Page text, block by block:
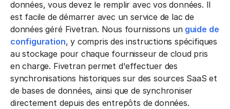
données, vous devez le remplir avec vos données. Il
est facile de démarrer avec un service de lac de
données géré Fivetran. Nous fournissons un guide de
configuration, y compris des instructions spécifiques
au stockage pour chaque fournisseur de cloud pris
en charge. Fivetran permet d'effectuer des
synchronisations historiques sur des sources SaaS et
de bases de données, ainsi que de synchroniser
directement depuis des entrepôts de données.